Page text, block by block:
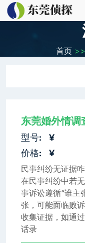
首页 >>
东莞婚外情调
型号:
¥
价格:
¥
民事纠纷无证据
在民事纠纷中若
事诉讼遵循“谁主
张，可能面临败
收集证据，如通
话录